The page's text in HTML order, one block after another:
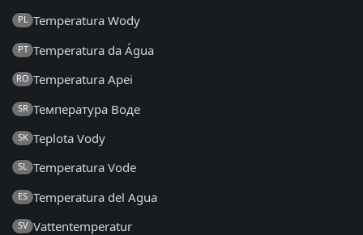
PL Temperatura Wody
PT Temperatura da Água
RO Temperatura Apei
SR Температура Воде
SK Teplota Vody
SL Temperatura Vode
ES Temperatura del Agua
SV Vattentemperatur